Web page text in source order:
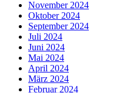
November 2024
Oktober 2024
September 2024
Juli 2024
Juni 2024
Mai 2024
April 2024
März 2024
Februar 2024